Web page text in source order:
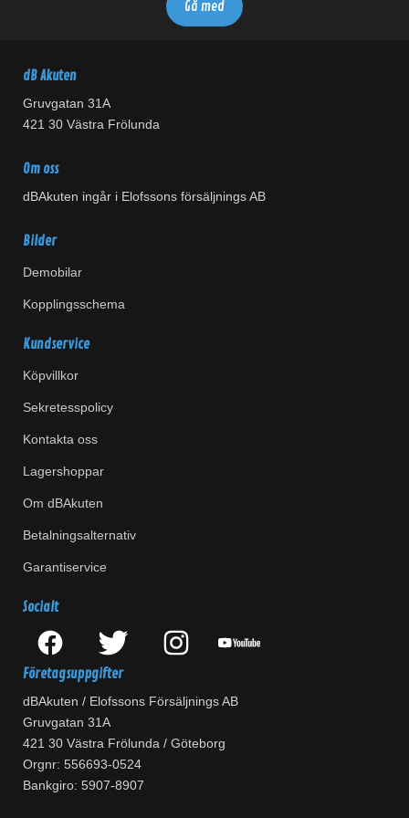
dB Akuten
Gruvgatan 31A
421 30 Västra Frölunda
Om oss
dBAkuten ingår i Elofssons försäljnings AB
Bilder
Demobilar
Kopplingsschema
Kundservice
Köpvillkor
Sekretesspolicy
Kontakta oss
Lagershoppar
Om dBAkuten
Betalningsalternativ
Garantiservice
Socialt
Företagsuppgifter
dBAkuten / Elofssons Försäljnings AB
Gruvgatan 31A
421 30 Västra Frölunda / Göteborg
Orgnr: 556693-0524
Bankgiro: 5907-8907